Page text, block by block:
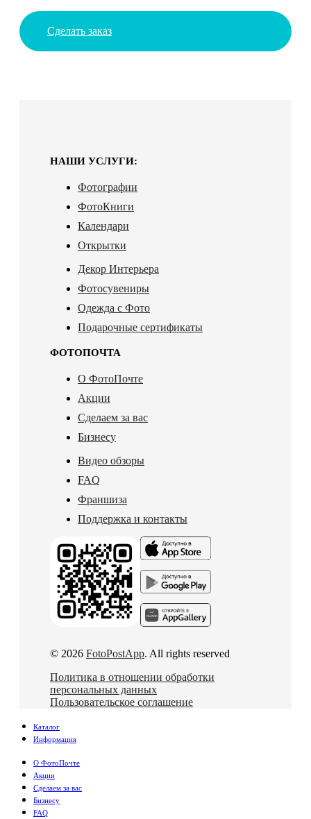
Сделать заказ
НАШИ УСЛУГИ:
Фотографии
ФотоКниги
Календари
Открытки
Декор Интерьера
Фотосувениры
Одежда с Фото
Подарочные сертификаты
ФОТОПОЧТА
О ФотоПочте
Акции
Сделаем за вас
Бизнесу
Видео обзоры
FAQ
Франшиза
Поддержка и контакты
© 2026 FotoPostApp. All rights reserved
Политика в отношении обработки
персональных данных
Пользовательское соглашение
Каталог
Информация
О ФотоПочте
Акции
Сделаем за вас
Бизнесу
FAQ